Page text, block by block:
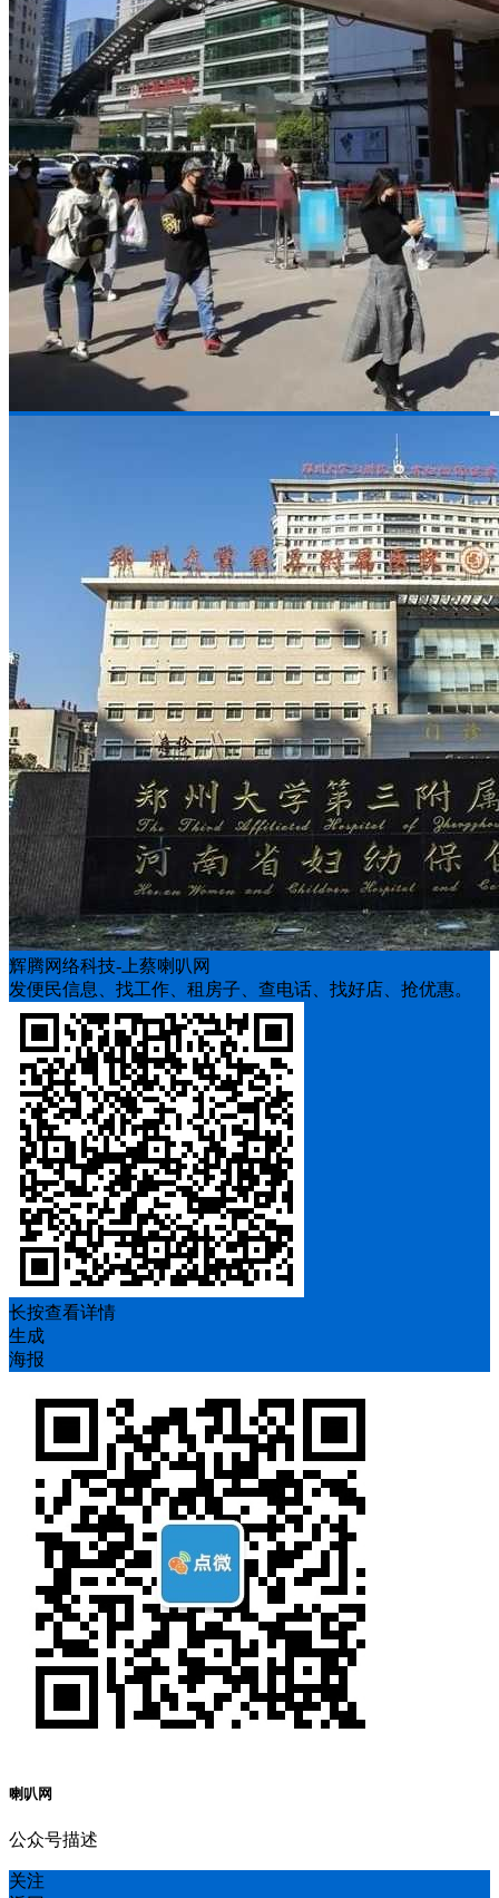
辉腾网络科技-上蔡喇叭网
发便民信息、找工作、租房子、查电话、找好店、抢优惠。
长按查看详情
生成
海报
喇叭网
公众号描述
关注